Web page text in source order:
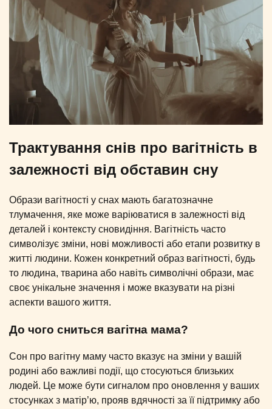
Трактування снів про вагітність в
залежності від обставин сну
Образи вагітності у снах мають багатозначне
тлумачення, яке може варіюватися в залежності від
деталей і контексту сновидіння. Вагітність часто
символізує зміни, нові можливості або етапи розвитку в
житті людини. Кожен конкретний образ вагітності, будь
то людина, тварина або навіть символічні образи, має
своє унікальне значення і може вказувати на різні
аспекти вашого життя.
До чого сниться вагітна мама?
Сон про вагітну маму часто вказує на зміни у вашій
родині або важливі події, що стосуються близьких
людей. Це може бути сигналом про оновлення у ваших
стосунках з матір’ю, прояв вдячності за її підтримку або